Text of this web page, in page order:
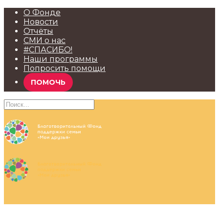
О Фонде
Новости
Отчёты
СМИ о нас
#СПАСИБО!
Наши программы
Попросить помощи
ПОМОЧЬ